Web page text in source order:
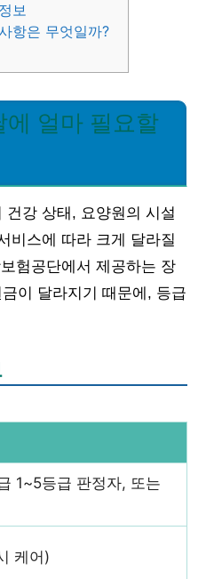
보
항은 무엇일까?
에 얼마 필요할
건강 상태, 요양원의 시설
비스에 따라 크게 달라질
험공단에서 제공하는 장
이 달라지기 때문에, 등급
1~5등급 판정자, 또는
케어)